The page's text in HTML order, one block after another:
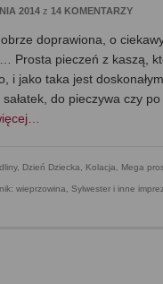
2014 z 14 KOMENTARZY
doprawiona, o
Prosta pieczeń z kaszą,
i jako taka jest
sałatek, do pieczywa czy
, Dzień Dziecka, Kolacja, Mega
wieprzowina, Sylwester i inne